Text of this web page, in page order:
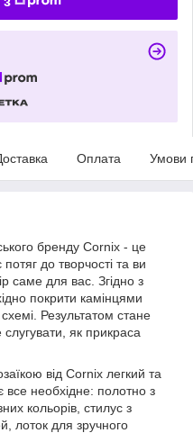
Оплата Умови
бренду Cornix - це
до творчості та ви
саме для вас. Згідно з
покрити камінцями
Результатом стане
як прикраса
від Cornix легкий та
необхідне: полотно з
кольорів, стилус з
лоток для зручного